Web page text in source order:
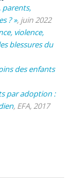
parents,
? », juin 2022
violence,
blessures du
des enfants
par adoption :
, EFA, 2017